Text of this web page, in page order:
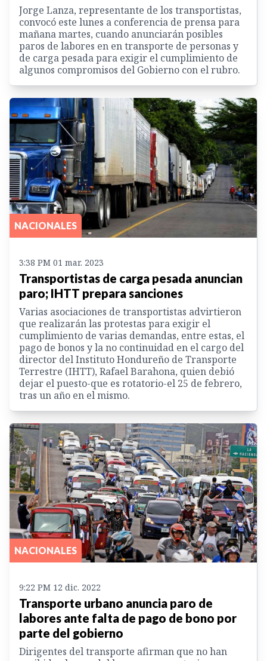
Jorge Lanza, representante de los transportistas,
convocó este lunes a conferencia de prensa para
mañana martes, cuando anunciarán posibles
paros de labores en en transporte de personas y
de carga pesada para exigir el cumplimiento de
algunos compromisos del Gobierno con el rubro.
NACIONALES
3:38 PM 01 mar. 2023
Transportistas de carga pesada anuncian
paro; IHTT prepara sanciones
Varias asociaciones de transportistas advirtieron
que realizarán las protestas para exigir el
cumplimiento de varias demandas, entre estas, el
pago de bonos y la no continuidad en el cargo del
director del Instituto Hondureño de Transporte
Terrestre (IHTT), Rafael Barahona, quien debió
dejar el puesto-que es rotatorio-el 25 de febrero,
tras un año en el mismo.
NACIONALES
9:22 PM 12 dic. 2022
Transporte urbano anuncia paro de
labores ante falta de pago de bono por
parte del gobierno
Dirigentes del transporte afirman que no han